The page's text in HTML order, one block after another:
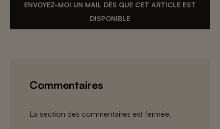
ENVOYEZ-MOI UN MAIL DÈS QUE CET ARTICLE EST
DISPONIBLE
Commentaires
La section des commentaires est fermée.